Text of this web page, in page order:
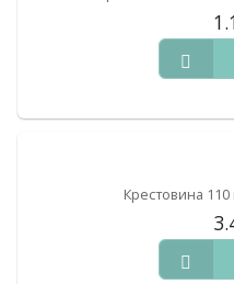
Крестовина